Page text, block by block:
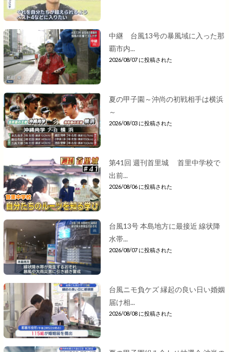
中継 台風13号の暴風域に入った那
覇市内...
2026/08/07 に投稿された
夏の甲子園～沖尚の初戦相手は横浜
～
2026/08/03 に投稿された
第41回 週刊首里城 首里中学校で
出前...
2026/08/06 に投稿された
台風13号 本島地方に最接近 線状降
水帯...
2026/08/07 に投稿された
台風ニモ負ケズ 縁起の良い日い婚姻
届け相...
2026/08/08 に投稿された